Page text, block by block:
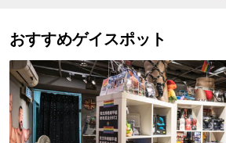
おすすめゲイスポット